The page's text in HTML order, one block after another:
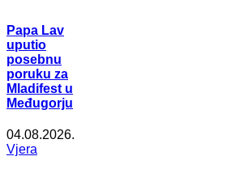
Papa Lav
uputio
posebnu
poruku za
Mladifest u
Međugorju
04.08.2026.
Vjera